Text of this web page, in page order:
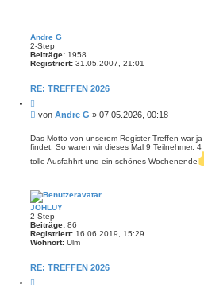
Andre G
2-Step
Beiträge: 1958
Registriert: 31.05.2007, 21:01
RE: TREFFEN 2026
i
t
e
r
n
B
i
t
r
von Andre G » 07.05.2026, 00:18
Das Motto von unserem Register Treffen war
findet. So waren wir dieses Mal 9 Teilnehmer,
tolle Ausfahhrt und ein schönes Wochenende
JOHLUY
2-Step
Beiträge: 86
Registriert: 16.06.2019, 15:29
Wohnort: Ulm
RE: TREFFEN 2026